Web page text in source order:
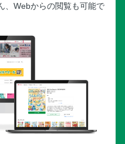
、Webからの閲覧も可能で